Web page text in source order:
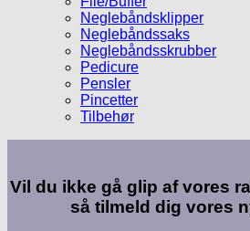
Neglebåndsklipper
Neglebåndssaks
Neglebåndsskrubber
Pedicure
Pensler
Pincetter
Tilbehør
Vil du ikke gå glip af vores
så tilmeld dig vores